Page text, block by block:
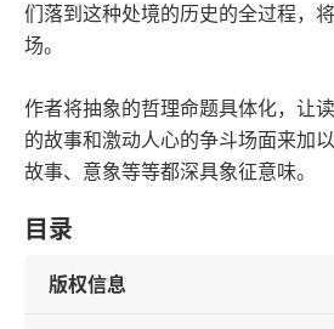
们落到这种处境的历史的全过程，
场。
作者将抽象的哲理命题具体化，让
的故事和激动人心的争斗场面来加
故事、意象等等都深具象征意味。
目录
版权信息